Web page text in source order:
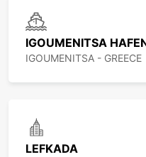
IGOUMENITSA
IGOUMENITSA - GREECE
LEFKADA